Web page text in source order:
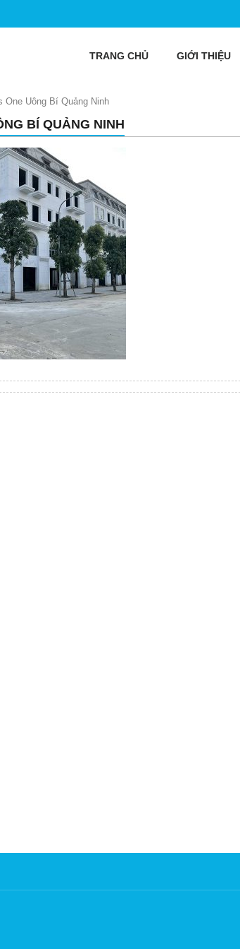
TRANG CHỦ GIỚI THIỆU
One Uông Bí Quảng Ninh
BÍ QUẢNG NINH